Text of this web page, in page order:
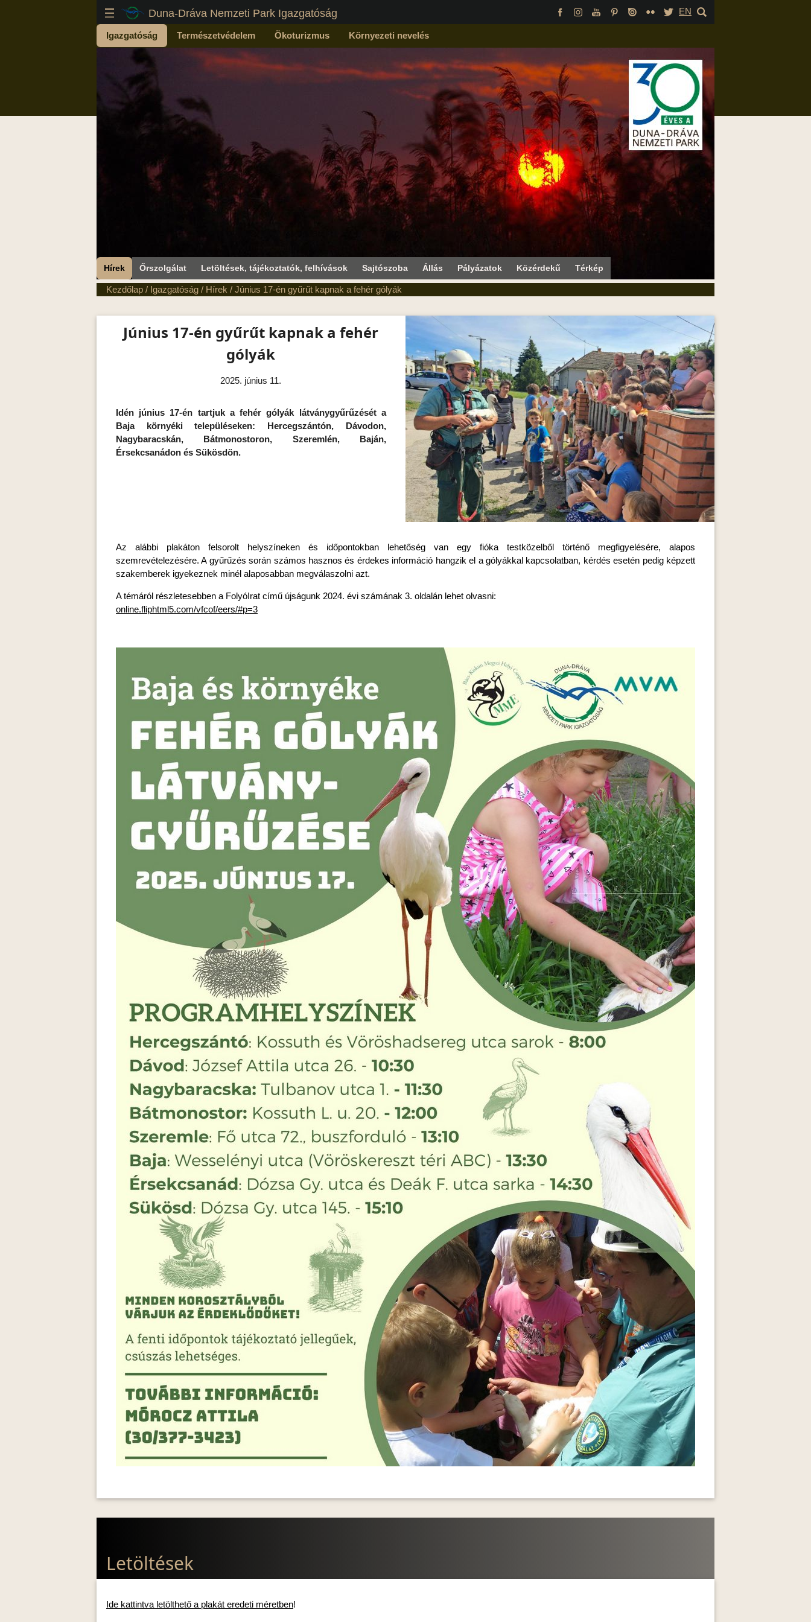
Duna-Dráva Nemzeti Park Igazgatóság EN
Igazgatóság Természetvédelem Ökoturizmus Környezeti nevelés
Hírek Őrszolgálat Letöltések, tájékoztatók, felhívások Sajtószoba Állás Pályázatok Közérdekű Térkép
Kezdőlap / Igazgatóság / Hírek / Június 17-én gyűrűt kapnak a fehér gólyák
Június 17-én gyűrűt kapnak a fehér
gólyák
2025. június 11.
Idén június 17-én tartjuk a fehér gólyák látványgyűrűzését a
Baja környéki településeken: Hercegszántón, Dávodon,
Nagybaracskán, Bátmonostoron, Szeremlén, Baján,
Érsekcsanádon és Sükösdön.
Az alábbi plakáton felsorolt helyszíneken és időpontokban lehetőség van egy fióka testközelből történő megfigyelésére, alapos
szemrevételezésére. A gyűrűzés során számos hasznos és érdekes információ hangzik el a gólyákkal kapcsolatban, kérdés esetén pedig képzett
szakemberek igyekeznek minél alaposabban megválaszolni azt.
A témáról részletesebben a FolyóIrat című újságunk 2024. évi számának 3. oldalán lehet olvasni:
online.fliphtml5.com/vfcof/eers/#p=3
Letöltések
Ide kattintva letölthető a plakát eredeti méretben!